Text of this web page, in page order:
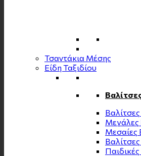
Τσαντάκια Μέσης
Είδη Ταξιδίου
Μεγάλες
Μεσαίες